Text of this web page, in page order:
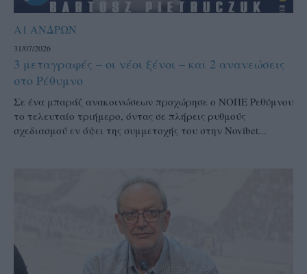
Α1 ΑΝΔΡΩΝ
31/07/2026
3 μεταγραφές – οι νέοι ξένοι – και 2 ανανεώσεις
στο Ρέθυμνο
Σε ένα μπαράζ ανακοινώσεων προχώρησε ο ΝΟΠΕ Ρεθύμνου
το τελευταίο τριήμερο, όντας σε πλήρεις ρυθμούς
σχεδιασμού εν όψει της συμμετοχής του στην Novibet...